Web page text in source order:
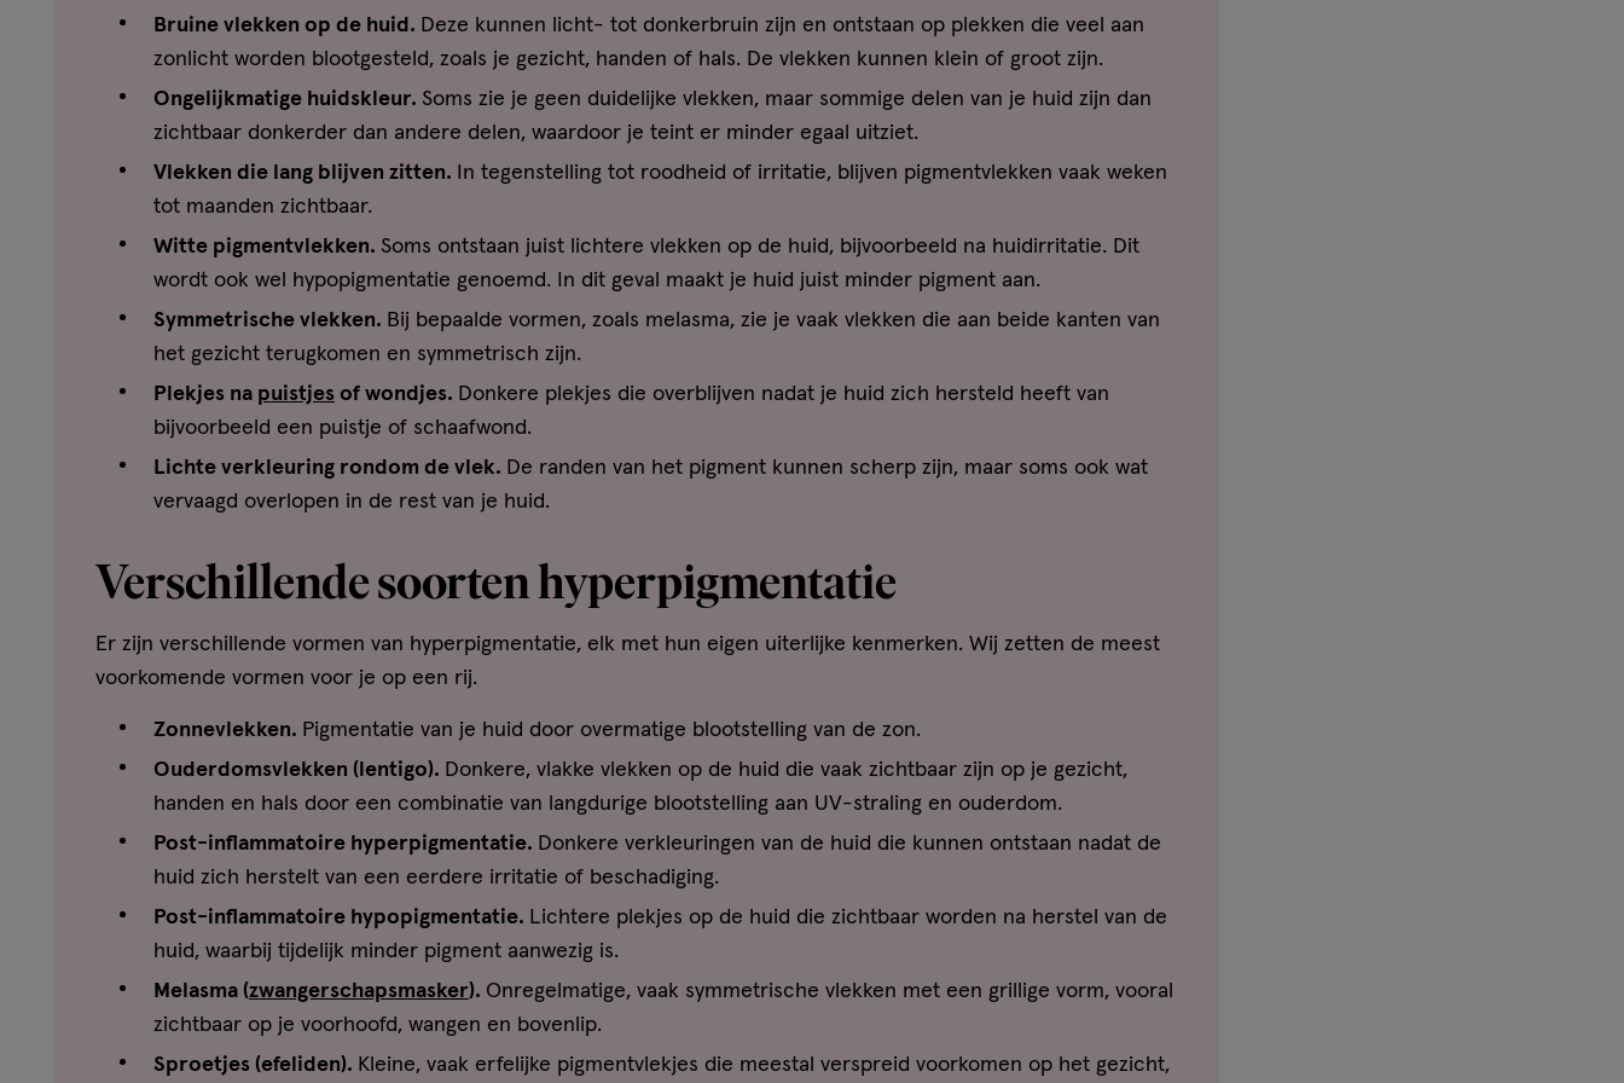
Bruine vlekken op de huid. Deze kunnen licht- tot donkerbruin zijn en ontstaan op plekken die veel aan
zonlicht worden blootgesteld, zoals je gezicht, handen of hals. De vlekken kunnen klein of groot zijn.
Ongelijkmatige huidskleur. Soms zie je geen duidelijke vlekken, maar sommige delen van je huid zijn dan
zichtbaar donkerder dan andere delen, waardoor je teint er minder egaal uitziet.
Vlekken die lang blijven zitten.
In tegenstelling tot roodheid of irritatie, blijven pigmentvlekken vaak weken
tot maanden zichtbaar.
Witte pigmentvlekken. Soms ontstaan juist lichtere vlekken op de huid, bijvoorbeeld na huidirritatie. Dit
wordt ook wel hypopigmentatie genoemd. In dit geval maakt je huid juist minder pigment aan.
Symmetrische vlekken. Bij bepaalde vormen, zoals melasma, zie je vaak vlekken die aan beide kanten van
het gezicht terugkomen en symmetrisch zijn.
Plekjes na puistjes of wondjes. Donkere plekjes die overblijven nadat je huid zich hersteld heeft van
bijvoorbeeld een puistje of schaafwond.
Lichte verkleuring rondom de vlek. De randen van het pigment kunnen scherp zijn, maar soms ook wat
vervaagd overlopen in de rest van je huid.
Verschillende soorten hyperpigmentatie
Er zijn verschillende vormen van hyperpigmentatie, elk met hun eigen uiterlijke kenmerken. Wij zetten de meest
voorkomende vormen voor je op een rij.
Zonnevlekken. Pigmentatie van je huid door overmatige blootstelling van de zon.
Ouderdomsvlekken (lentigo). Donkere, vlakke vlekken op de huid die vaak zichtbaar zijn op je gezicht,
handen en hals door een combinatie van langdurige blootstelling aan UV-straling en ouderdom.
Post-inflammatoire hyperpigmentatie. Donkere verkleuringen van de huid die kunnen ontstaan nadat de
huid zich herstelt van een eerdere irritatie of beschadiging.
Post-inflammatoire hypopigmentatie. Lichtere plekjes op de huid die zichtbaar worden na herstel van de
huid, waarbij tijdelijk minder pigment aanwezig is.
Melasma (zwangerschapsmasker). Onregelmatige, vaak symmetrische vlekken met een grillige vorm, vooral
zichtbaar op je voorhoofd, wangen en bovenlip.
Sproetjes (efeliden). Kleine, vaak erfelijke pigmentvlekjes die meestal verspreid voorkomen op het gezicht,